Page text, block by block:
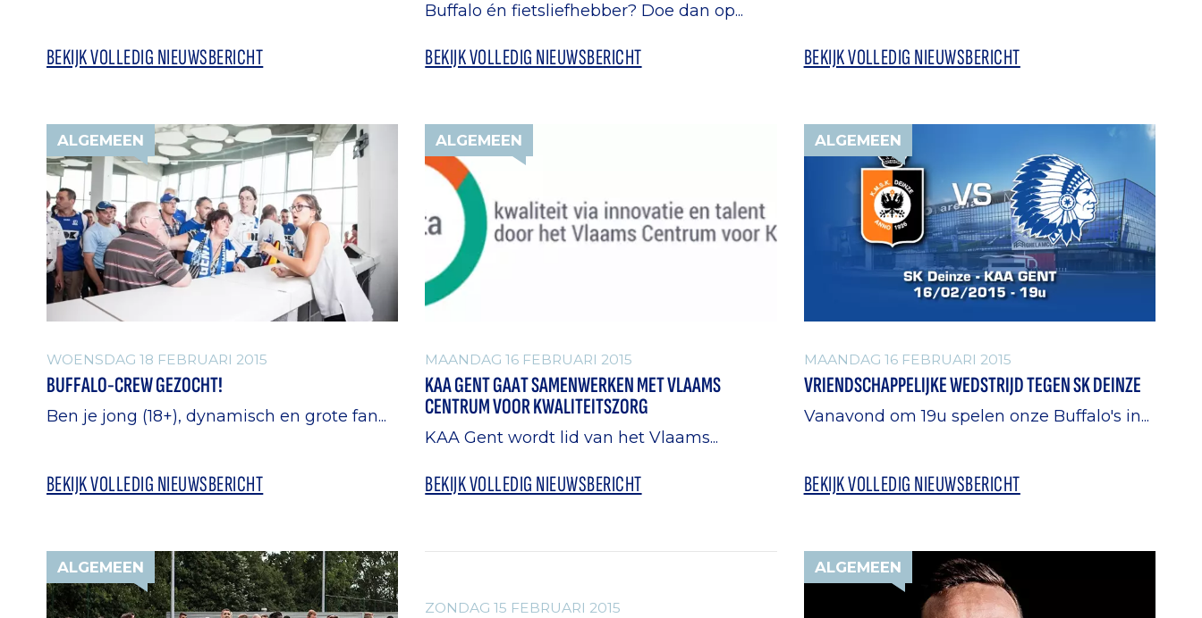
BEKIJK VOLLEDIG NIEUWSBERICHT
Buffalo én fietsliefhebber? Doe dan op...
BEKIJK VOLLEDIG NIEUWSBERICHT BEKIJK VOLLEDIG NIEUWSBERICHT
ALGEMEEN
WOENSDAG 18 FEBRUARI 2015
BUFFALO-CREW GEZOCHT!
Ben je jong (18+), dynamisch en grote fan...
BEKIJK VOLLEDIG NIEUWSBERICHT
ALGEMEEN
MAANDAG 16 FEBRUARI 2015
KAA GENT GAAT SAMENWERKEN MET VLAAMS
CENTRUM VOOR KWALITEITSZORG
KAA Gent wordt lid van het Vlaams...
BEKIJK VOLLEDIG NIEUWSBERICHT
ALGEMEEN
MAANDAG 16 FEBRUARI 2015
VRIENDSCHAPPELIJKE WEDSTRIJD TEGEN SK DEINZE
Vanavond om 19u spelen onze Buffalo's in...
BEKIJK VOLLEDIG NIEUWSBERICHT
ALGEMEEN
ZONDAG 15 FEBRUARI 2015
ALGEMEEN